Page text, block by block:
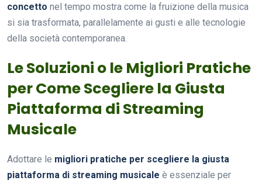
concetto nel tempo mostra come la fruizione della musica
si sia trasformata, parallelamente ai gusti e alle tecnologie
della società contemporanea.
Le Soluzioni o le Migliori Pratiche
per Come Scegliere la Giusta
Piattaforma di Streaming
Musicale
Adottare le migliori pratiche per scegliere la giusta
piattaforma di streaming musicale è essenziale per